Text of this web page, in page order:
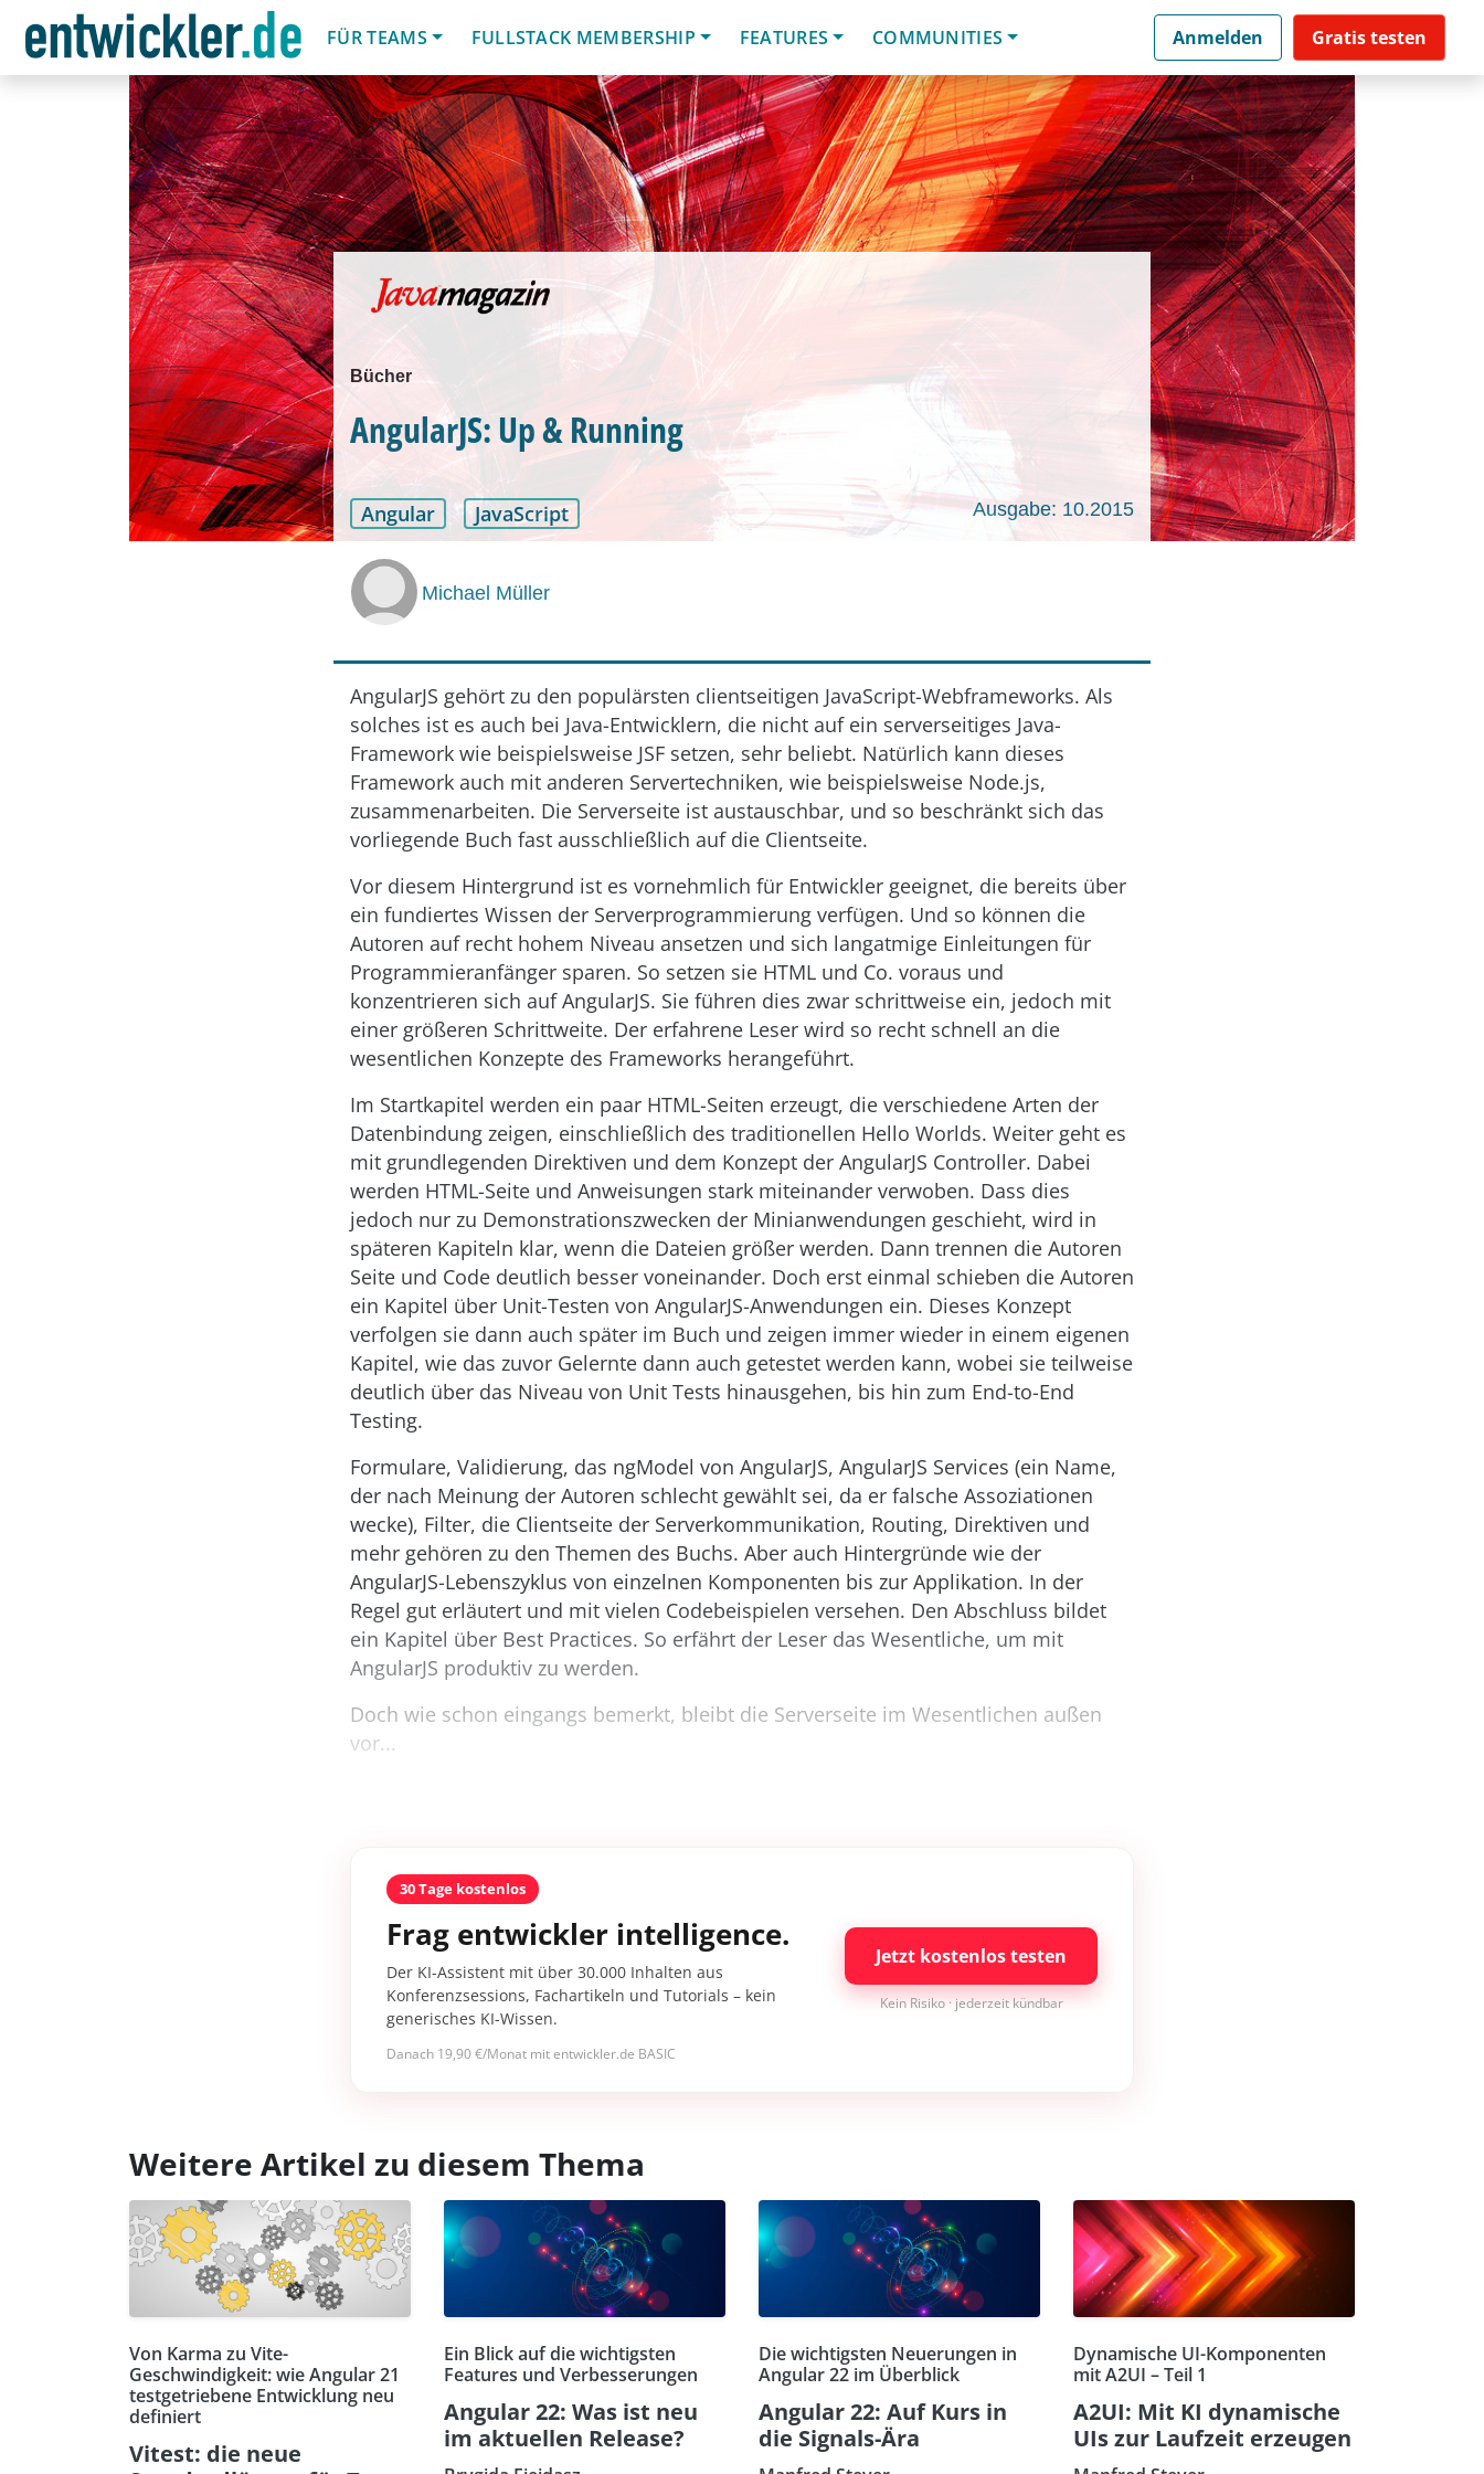
FÜR TEAMS
FULLSTACK MEMBERSHIP FEATURES COMMUNITIES Anmelden Gratis testen
Bücher
AngularJS: Up & Running
Angular JavaScript Ausgabe: 10.2015
Michael Müller
AngularJS gehört zu den populärsten clientseitigen JavaScript-Webframeworks. Als
solches ist es auch bei Java-Entwicklern, die nicht auf ein serverseitiges Java-
Framework wie beispielsweise JSF setzen, sehr beliebt. Natürlich kann dieses
Framework auch mit anderen Servertechniken, wie beispielsweise Node.js,
zusammenarbeiten. Die Serverseite ist austauschbar, und so beschränkt sich das
vorliegende Buch fast ausschließlich auf die Clientseite.
Vor diesem Hintergrund ist es vornehmlich für Entwickler geeignet, die bereits über
ein fundiertes Wissen der Serverprogrammierung verfügen. Und so können die
Autoren auf recht hohem Niveau ansetzen und sich langatmige Einleitungen für
Programmieranfänger sparen. So setzen sie HTML und Co. voraus und
konzentrieren sich auf AngularJS. Sie führen dies zwar schrittweise ein, jedoch mit
einer größeren Schrittweite. Der erfahrene Leser wird so recht schnell an die
wesentlichen Konzepte des Frameworks herangeführt.
Im Startkapitel werden ein paar HTML-Seiten erzeugt, die verschiedene Arten der
Datenbindung zeigen, einschließlich des traditionellen Hello Worlds. Weiter geht es
mit grundlegenden Direktiven und dem Konzept der AngularJS Con​troller. Dabei
werden HTML-Seite und Anweisungen stark miteinander verwoben. Dass dies
jedoch nur zu Demonstrationszwecken der Minianwendungen geschieht, wird in
späteren Kapiteln klar, wenn die Dateien größer werden. Dann trennen die Autoren
Seite und Code deutlich besser voneinander. Doch erst einmal schieben die Autoren
ein Kapitel über Unit-Testen von AngularJS-Anwendungen ein. Dieses Konzept
verfolgen sie dann auch später im Buch und zeigen immer wieder in einem eigenen
Kapitel, wie das zuvor Gelernte dann auch getestet werden kann, wobei sie teilweise
deutlich über das Niveau von Unit Tests hinausgehen, bis hin zum End-to-End
Testing.
Formulare, Validierung, das ngModel von AngularJS, AngularJS Services (ein Name,
der nach Meinung der Autoren schlecht gewählt sei, da er falsche Assoziationen
wecke), Filter, die Clientseite der Serverkommunikation, Routing, Direktiven und
mehr gehören zu den Themen des Buchs. Aber auch Hintergründe wie der
AngularJS-Lebenszyklus von einzelnen Komponenten bis zur Applikation. In der
Regel gut erläutert und mit vielen Codebeispielen versehen. Den Abschluss bildet
ein Kapitel über Best Practices. So erfährt der Leser das Wesentliche, um mit
AngularJS produktiv zu werden.
Doch wie schon eingangs bemerkt, bleibt die Serverseite im Wesentlichen außen
vor...
30 Tage kostenlos
Frag entwickler intelligence.
Der KI-Assistent mit über 30.000 Inhalten aus
Konferenzsessions, Fachartikeln und Tutorials – kein
generisches KI-Wissen.
Danach 19,90 €/Monat mit entwickler.de BASIC
Jetzt kostenlos testen
Kein Risiko · jederzeit kündbar
Weitere Artikel zu diesem Thema
Von Karma zu Vite-
Geschwindigkeit: wie Angular 21
testgetriebene Entwicklung neu
definiert
Vitest: die neue
Ein Blick auf die wichtigsten
Features und Verbesserungen
Angular 22: Was ist neu
im aktuellen Release?
Die wichtigsten Neuerungen in
Angular 22 im Überblick
Angular 22: Auf Kurs in
die Signals-Ära
Dynamische UI-Komponenten
mit A2UI – Teil 1
A2UI: Mit KI dynamische
UIs zur Laufzeit erzeugen